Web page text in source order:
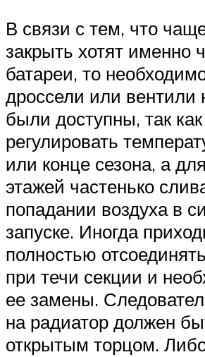
В связи с тем, что
закрыть хотят именно
батареи, то
дроссели или вентили
были доступны, так
регулировать
или конце сезона, а
этажей частенько
попадании воздуха в
запуске. Иногда
полностью
при течи секции и
ее замены.
на радиатор должен
открытым торцом.